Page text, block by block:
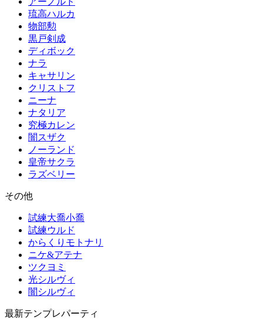
琉高ハルカ
物部勲
黒戸剣成
ディボック
ナラ
キャサリン
クリストフ
ニーナ
ナタリア
究極カレン
闇スザク
ノーランド
皇帝サクラ
ラズベリー
その他
試練大喬小喬
試練ウルド
からくりモトナリ
ニケ&アテナ
ツクヨミ
光シルヴィ
闇シルヴィ
最新テンプレパーティ